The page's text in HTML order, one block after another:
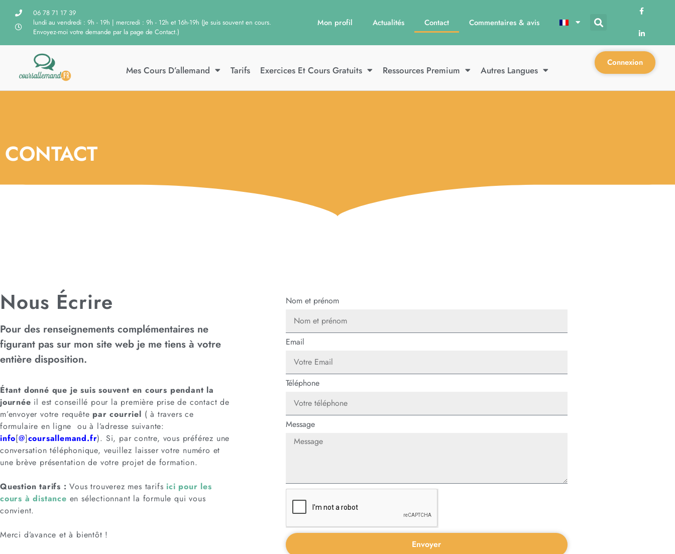
06 78 71 17 39
lundi au vendredi : 9h - 19h | mercredi : 9h - 12h et 16h-19h (Je suis souvent en cours.
Envoyez-moi votre demande par la page de Contact.)
Mon profil Actualités Contact Commentaires & avis
Mes Cours D’allemand Tarifs Exercices Et Cours Gratuits Ressources Premium Autres Langues
Connexion
CONTACT
Nous Écrire
Pour des renseignements complémentaires ne
figurant pas sur mon site web je me tiens à votre
entière disposition.
Étant donné que je suis souvent en cours pendant la
journée il est conseillé pour la première prise de contact de
m’envoyer votre requête par courriel ( à travers ce
formulaire en ligne ou à l’adresse suivante:
info[@]coursallemand.fr). Si, par contre, vous préférez une
conversation téléphonique, veuillez laisser votre numéro et
une brève présentation de votre projet de formation.
Question tarifs : Vous trouverez mes tarifs ici pour les
cours à distance en sélectionnant la formule qui vous
convient.
Merci d’avance et à bientôt !
Nom et prénom
Email
Téléphone
Message
Envoyer